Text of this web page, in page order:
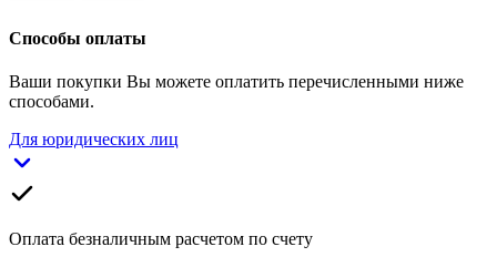
Способы оплаты
Ваши покупки Вы можете оплатить перечисленными ниже
способами.
Для юридических лиц
Оплата безналичным расчетом по счету